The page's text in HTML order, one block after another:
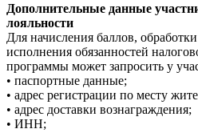
Дополнительные данные
лояльности
Для начисления баллов,
исполнения обязанностей
программы может запросить у
• паспортные данные;
• адрес регистрации по месту
• адрес доставки вознаграждения;
• ИНН;